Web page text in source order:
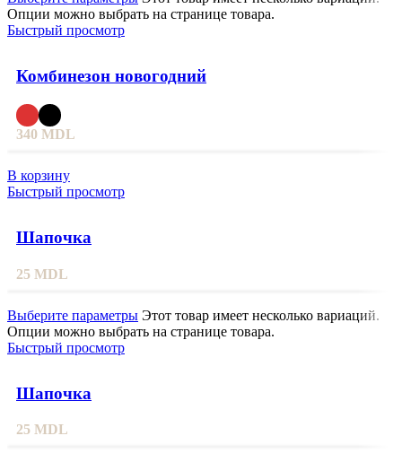
Опции можно выбрать на странице товара.
Быстрый просмотр
Комбинезон новогодний
340 MDL
В корзину
Быстрый просмотр
Шапочка
25 MDL
Выберите параметры Этот товар имеет несколько вариаций.
Опции можно выбрать на странице товара.
Быстрый просмотр
Шапочка
25 MDL